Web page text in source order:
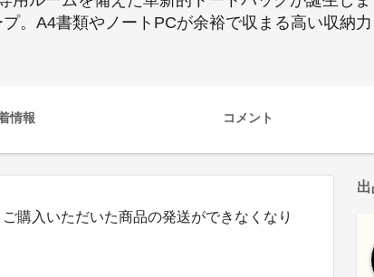
。A4書類やノートPCが余裕で収まる高い収納
情報 コメント
購入いただいた商品の発送ができなくなり